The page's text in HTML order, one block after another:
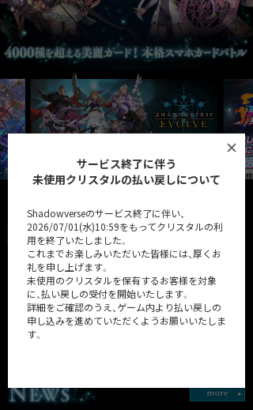
サービス終了に伴う
未使用クリスタルの払い戻しについて
Shadowverseのサービス終了に伴い、
2026/07/01(水)10:59をもってクリスタルの利
用を終了いたしました。
これまでお楽しみいただいた皆様には、厚くお
礼を申し上げます。
未使用のクリスタルを保有するお客様を対象
に、払い戻しの受付を開始いたします。
詳細をご確認のうえ、ゲーム内より払い戻しの
申し込みを進めていただくようお願いいたしま
す。
32弾カードパック「Heroes of
Shadowverse / ヒーローズ・
第31弾カードパック